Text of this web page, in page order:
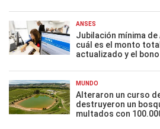
ANSES
Jubilación mínima de
cuál es el monto
actualizado y el bono
MUNDO
Alteraron un curso
destruyeron un
multados con